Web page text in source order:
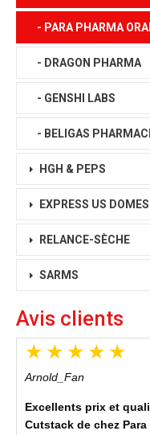
- PARA PHARMA
- DRAGON PHARMA
- GENSHI LABS
- BELIGAS
HGH & PEPS
EXPRESS US
RELANCE-SÈCHE
SARMS
Avis clients
Arnold_Fan
Excellents prix et
Cutstack de chez